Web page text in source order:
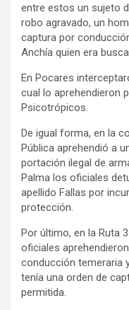
entre estos un sujeto
robo agravado, un
captura por
Anchía quien era
En Pocares
cual lo aprehendieron
Psicotrópicos.
De igual forma, en la
Pública aprehendió a
portación ilegal de
Palma los oficiales
apellido Fallas por
protección.
Por último, en la Ruta
oficiales
conducción temeraria
tenía una orden de
permitida.